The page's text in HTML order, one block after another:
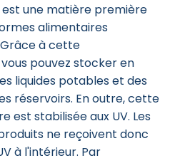
une matière première
alimentaires
à cette
pouvez stocker en
liquides potables et des
réservoirs. En outre, cette
est stabilisée aux UV. Les
ne reçoivent donc
à l'intérieur. Par